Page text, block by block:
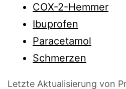
COX-2-Hemmer
Ibuprofen
Paracetamol
Schmerzen
Letzte Aktualisierung von